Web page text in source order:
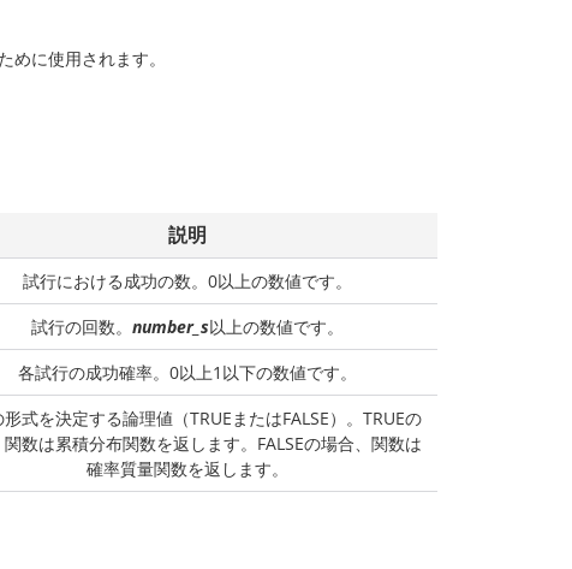
に使用されます。
説明
試行における成功の数。0以上の数値です。
試行の回数。 number_s以上の数値です。
各試行の成功確率。0以上1以下の数値です。
式を決定する論理値（TRUEまたはFALSE）。TRUEの
数は累積分布関数を返します。FALSEの場合、関数は
確率質量関数を返します。